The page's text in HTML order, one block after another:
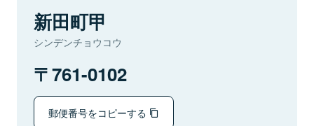
新田町甲
シンデンチョウコウ
761-0102
郵便番号をコピーする